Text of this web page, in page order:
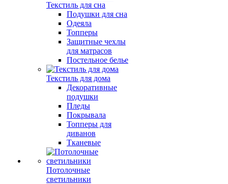
Текстиль для сна
Подушки для сна
Одеяла
Топперы
Защитные чехлы
для матрасов
Постельное белье
Текстиль для дома
Декоративные
подушки
Пледы
Покрывала
Топперы для
диванов
Тканевые
Потолочные
светильники